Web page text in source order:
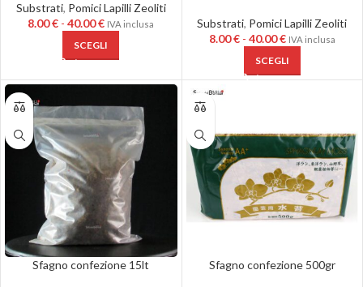
Substrati, Pomici Lapilli Zeoliti
8.00€ - 40.00€ IVA inclusa
SCEGLI
Substrati, Pomici Lapilli Zeoliti
8.00€ - 40.00€ IVA inclusa
SCEGLI
Sfagno confezione 15lt Sfagno confezione 500gr